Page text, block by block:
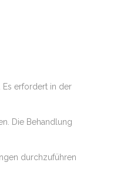
Es erfordert in der
Die Behandlung
durchzuführen